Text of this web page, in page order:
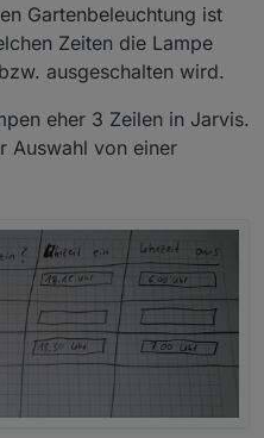
Gartenbeleuchtung ist
Zeiten die Lampe
ausgeschalten wird.
eher 3 Zeilen in Jarvis.
Auswahl von einer